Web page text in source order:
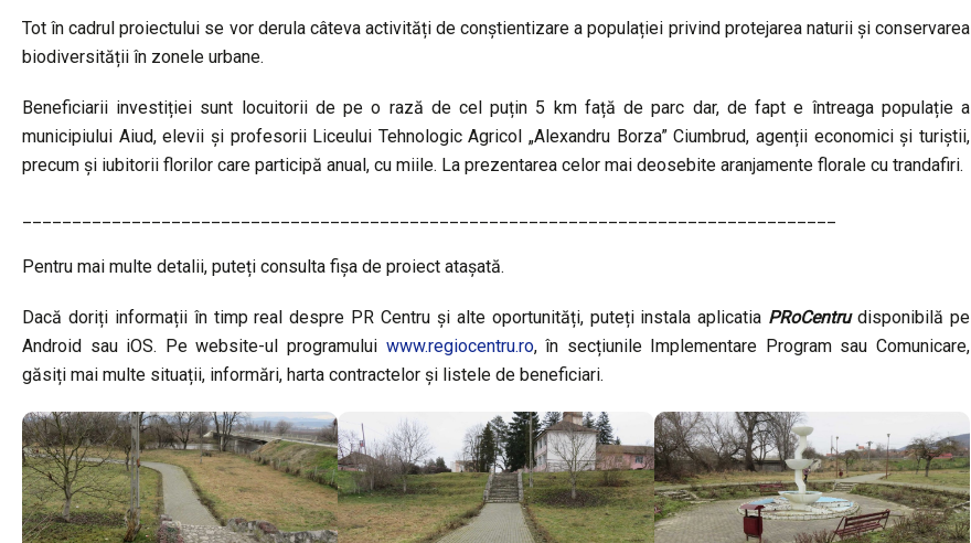
Tot în cadrul proiectului se vor derula câteva activități de conștientizare a populației privind protejarea naturii și conservarea
biodiversității în zonele urbane.
Beneficiarii investiției sunt locuitorii de pe o rază de cel puțin 5 km față de parc dar, de fapt e întreaga populație a
municipiului Aiud, elevii și profesorii Liceului Tehnologic Agricol „Alexandru Borza” Ciumbrud, agenții economici și turiștii,
precum și iubitorii florilor care participă anual, cu miile. La prezentarea celor mai deosebite aranjamente florale cu trandafiri.
Pentru mai multe detalii, puteți consulta fișa de proiect atașată.
Dacă doriți informații în timp real despre PR Centru și alte oportunități, puteți instala aplicatia PRoCentrudisponibilă pe
Android sau iOS. Pe website-ul programului www.regiocentru.ro, în secțiunile Implementare Program sau Comunicare,
găsiți mai multe situații, informări, harta contractelor și listele de beneficiari.